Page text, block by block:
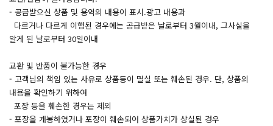
- 공급받으신 상품 및 용역의 내용이 표시.광고 내용과
다르거나 다르게 이행된 경우에는 공급받은 날로부터 3월이내, 그사실을
알게 된 날로부터 30일이내
교환 및 반품이 불가능한 경우
- 고객님의 책임 있는 사유로 상품등이 멸실 또는 훼손된 경우. 단, 상품의
내용을 확인하기 위하여
포장 등을 훼손한 경우는 제외
- 포장을 개봉하였거나 포장이 훼손되어 상품가치가 상실된 경우